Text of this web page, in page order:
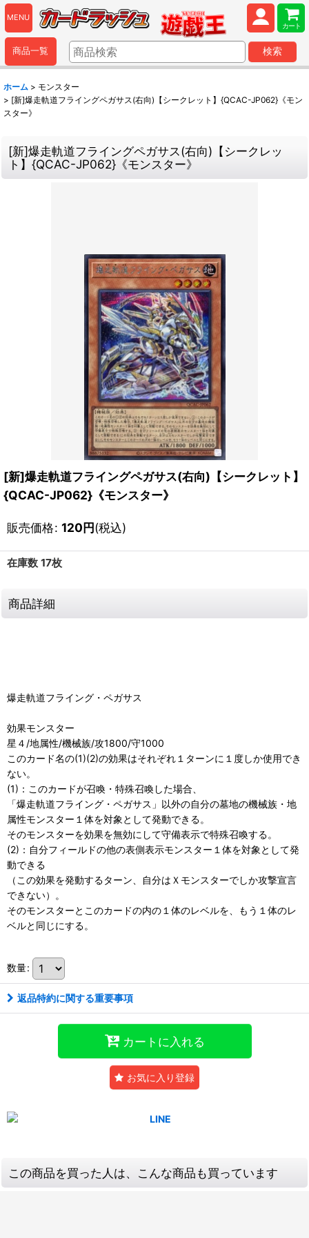
MENU
カート
商品一覧 検索
ホーム > モンスター
> [新]爆走軌道フライングペガサス(右向)【シークレット】{QCAC-JP062}《モン
スター》
[新]爆走軌道フライングペガサス(右向)【シークレッ
ト】{QCAC-JP062}《モンスター》
[新]爆走軌道フライングペガサス(右向)【シークレット】
{QCAC-JP062}《モンスター》
販売価格: 120円(税込)
在庫数 17枚
商品詳細
爆走軌道フライング・ペガサス
効果モンスター
星４/地属性/機械族/攻1800/守1000
このカード名の(1)(2)の効果はそれぞれ１ターンに１度しか使用でき
ない。
(1)：このカードが召喚・特殊召喚した場合、
「爆走軌道フライング・ペガサス」以外の自分の墓地の機械族・地
属性モンスター１体を対象として発動できる。
そのモンスターを効果を無効にして守備表示で特殊召喚する。
(2)：自分フィールドの他の表側表示モンスター１体を対象として発
動できる
（この効果を発動するターン、自分はＸモンスターでしか攻撃宣言
できない）。
そのモンスターとこのカードの内の１体のレベルを、もう１体のレ
ベルと同じにする。
数量:
返品特約に関する重要事項
カートに入れる
お気に入り登録
この商品を買った人は、こんな商品も買っています